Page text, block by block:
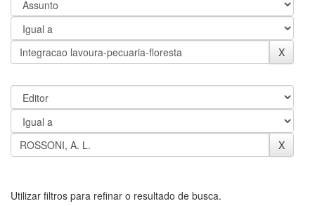
Utilizar filtros para refinar o resultado de busca.